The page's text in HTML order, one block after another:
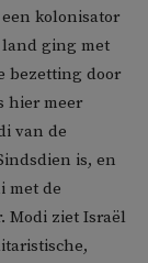
kolonisator
ging met
bezetting door
hier meer
van de
is, en
met de
Modi ziet Israël